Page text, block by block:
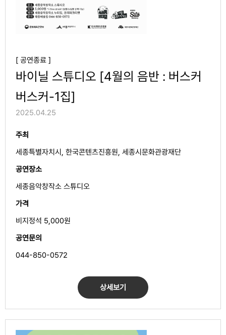
[ 공연종료 ]
바이닐 스튜디오 [4월의 음반 : 버스커
버스커-1집]
2025.04.25
주최
세종특별자치시, 한국콘텐츠진흥원, 세종시문화관광재단
공연장소
세종음악창작소 스튜디오
가격
비지정석 5,000원
공연문의
044-850-0572
상세보기